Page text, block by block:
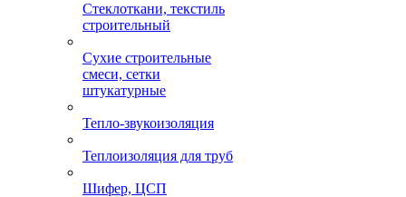
Стеклоткани, текстиль
строительный
Сухие строительные
смеси, сетки
штукатурные
Тепло-звукоизоляция
Теплоизоляция для труб
Шифер, ЦСП